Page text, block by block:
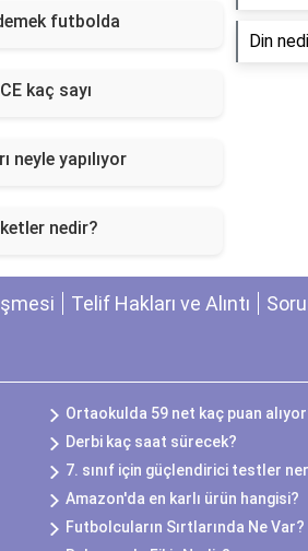
futbolda
kaç sayı
neyle yapılıyor
nedir?
Din
Telif Hakları ve Alıntı
Ortaokulda 59 net kaç puan
Derbi kaç saat sürecek?
7. sınıf için güçlendirici testler
Amazon'da en karlı ürün hangisi?
Futbolcuların Sırtlarında Ne Var?